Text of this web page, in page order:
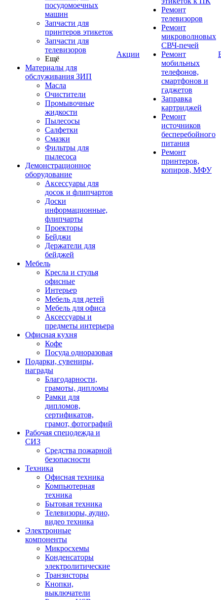
посудомоечных
машин
Запчасти для
принтеров этикеток
Запчасти для
телевизоров
Ещё
Материалы для
обслуживания ЗИП
Масла
Очистители
Промывочные
жидкости
Пылесосы
Салфетки
Смазки
Фильтры для
пылесоса
Демонстрационное
оборудование
Аксессуары для
досок и флипчартов
Доски
информационные,
флипчарты
Проекторы
Бейджи
Держатели для
бейджей
Мебель
Кресла и стулья
офисные
Интерьер
Мебель для детей
Мебель для офиса
Аксессуары и
предметы интерьера
Офисная кухня
Кофе
Посуда одноразовая
Подарки, сувениры,
награды
Благодарности,
грамоты, дипломы
Рамки для
дипломов,
сертификатов,
грамот, фотографий
Рабочая спецодежда и
СИЗ
Средства пожарной
безопасности
Техника
Офисная техника
Компьютерная
техника
Бытовая техника
Телевизоры, аудио,
видео техника
Электронные
компоненты
Микросхемы
Конденсаторы
электролитические
Транзисторы
Кнопки,
выключатели
Акции
Ремонт
телевизоров
Ремонт
микроволновых
СВЧ-печей
Ремонт
мобильных
телефонов,
смартфонов и
гаджетов
Заправка
картриджей
Ремонт
источников
бесперебойного
питания
Ремонт
принтеров,
копиров, МФУ